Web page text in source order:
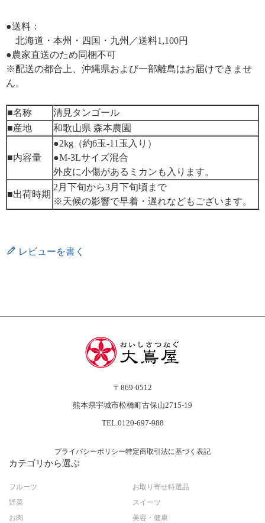
●送料：
北海道・本州・四国・九州／送料1,100円
●農家直送のため同梱不可
※配送の都合上、沖縄県および一部離島はお届けできませ
ん。
■名称
清見タンゴール
■産地
和歌山県 森本農園
■内容量
●2kg（約6玉-11玉入り）
●M-3Lサイズ混合
外皮に小傷があるミカンも入ります。
■出荷時期
2月下旬から3月下旬頃まで
※天候の影響で早着・遅れなどもございます。
レビューを書く
〒869-0512
熊本県宇城市松橋町古保山2715-19
TEL.0120-697-988
プライバシーポリシー特定商取引法に基づく表記
カテゴリから選ぶ
フルーツ
野菜
お肉
お取り寄せ特選品
スイーツ
美容・健康